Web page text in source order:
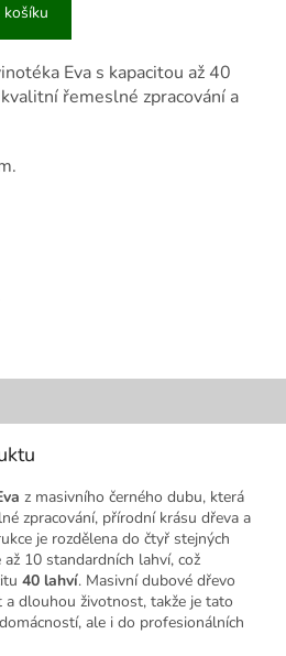
Eva s kapacitou až 40
řemeslné zpracování a
z masivního černého dubu, která
zpracování, přírodní krásu dřeva a
je rozdělena do čtyř stejných
až 10 standardních lahví, což
40 lahví. Masivní dubové dřevo
dlouhou životnost, takže je tato
ale i do profesionálních